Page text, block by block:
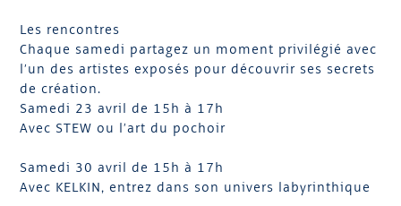
Les rencontres
Chaque samedi partagez un moment privilégié avec
l’un des artistes exposés pour découvrir ses secrets
de création.
Samedi 23 avril de 15h à 17h
Avec STEW ou l’art du pochoir
Samedi 30 avril de 15h à 17h
Avec KELKIN, entrez dans son univers labyrinthique